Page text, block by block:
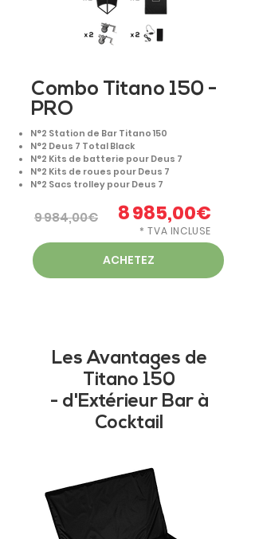
Combo Titano 150 -
PRO
N°2 Station de Bar Titano 150
N°2 Deus 7 Total Black
N°2 Kits de batterie pour Deus 7
N°2 Kits de roues pour Deus 7
N°2 Sacs trolley pour Deus 7
9 984,00€ 8 985,00€
* TVA INCLUSE
ACHETEZ
Les Avantages de
Titano 150
- d'Extérieur Bar à
Cocktail